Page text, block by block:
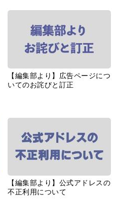
【編集部より】広告ページにつ
いてのお詫びと訂正
【編集部より】公式アドレスの
不正利用について